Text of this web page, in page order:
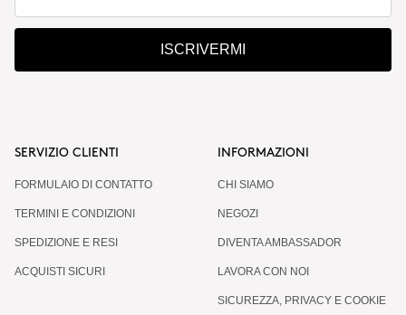
ISCRIVERMI
SERVIZIO CLIENTI
FORMULAIO DI CONTATTO
TERMINI E CONDIZIONI
SPEDIZIONE E RESI
ACQUISTI SICURI
INFORMAZIONI
CHI SIAMO
NEGOZI
DIVENTA AMBASSADOR
LAVORA CON NOI
SICUREZZA, PRIVACY E COOKIE